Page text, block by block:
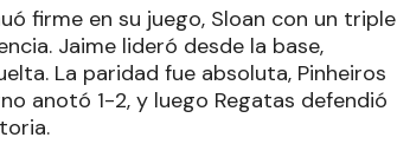
firme en su juego, Sloan con un triple
Jaime lideró desde la base,
La paridad fue absoluta, Pinheiros
anotó 1-2, y luego Regatas defendió